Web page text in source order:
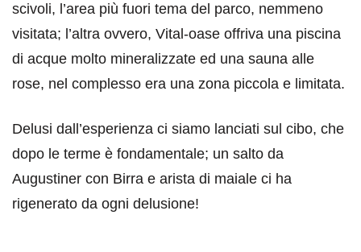
scivoli, l’area più fuori tema del parco, nemmeno
visitata; l’altra ovvero, Vital-oase offriva una piscina
di acque molto mineralizzate ed una sauna alle
rose, nel complesso era una zona piccola e limitata.
Delusi dall’esperienza ci siamo lanciati sul cibo, che
dopo le terme è fondamentale; un salto da
Augustiner con Birra e arista di maiale ci ha
rigenerato da ogni delusione!